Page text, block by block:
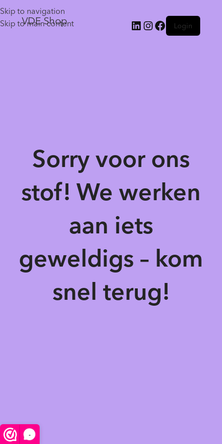
-
Skip to navigation
Skip to main content
VDE Shop Login
Sorry voor ons
stof! We werken
aan iets
geweldigs – kom
snel terug!